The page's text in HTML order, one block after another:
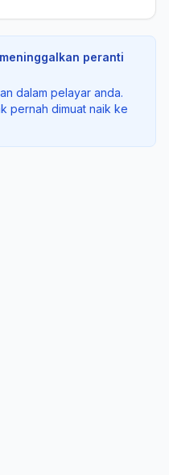
peranti
dalam pelayar anda.
pernah dimuat naik ke